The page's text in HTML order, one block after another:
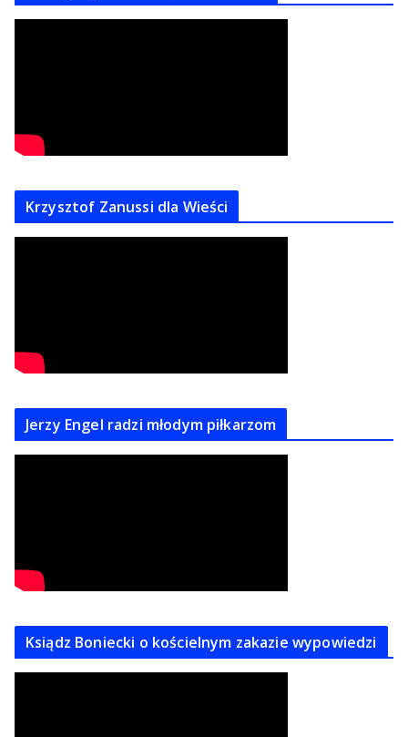
Krzysztof Zanussi dla Wieści
Jerzy Engel radzi młodym piłkarzom
Ksiądz Boniecki o kościelnym zakazie wypowiedzi